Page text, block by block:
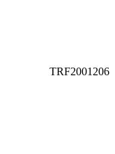
TRF2001206